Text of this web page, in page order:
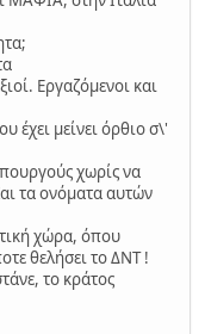
Εργαζόμενοι και
έχει μείνει όρθιο σ\'
χωρίς να
τα ονόματα αυτών
χώρα, όπου
θελήσει το ΔΝΤ !
το κράτος